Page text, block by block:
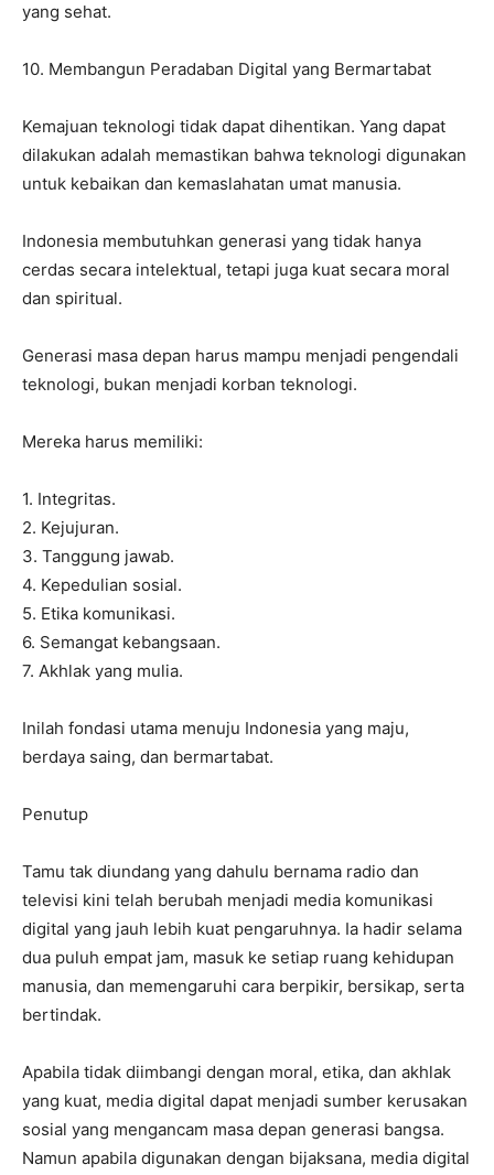
yang sehat.
10. Membangun Peradaban Digital yang Bermartabat
Kemajuan teknologi tidak dapat dihentikan. Yang dapat
dilakukan adalah memastikan bahwa teknologi digunakan
untuk kebaikan dan kemaslahatan umat manusia.
Indonesia membutuhkan generasi yang tidak hanya
cerdas secara intelektual, tetapi juga kuat secara moral
dan spiritual.
Generasi masa depan harus mampu menjadi pengendali
teknologi, bukan menjadi korban teknologi.
Mereka harus memiliki:
1. Integritas.
2. Kejujuran.
3. Tanggung jawab.
4. Kepedulian sosial.
5. Etika komunikasi.
6. Semangat kebangsaan.
7. Akhlak yang mulia.
Inilah fondasi utama menuju Indonesia yang maju,
berdaya saing, dan bermartabat.
Penutup
Tamu tak diundang yang dahulu bernama radio dan
televisi kini telah berubah menjadi media komunikasi
digital yang jauh lebih kuat pengaruhnya. Ia hadir selama
dua puluh empat jam, masuk ke setiap ruang kehidupan
manusia, dan memengaruhi cara berpikir, bersikap, serta
bertindak.
Apabila tidak diimbangi dengan moral, etika, dan akhlak
yang kuat, media digital dapat menjadi sumber kerusakan
sosial yang mengancam masa depan generasi bangsa.
Namun apabila digunakan dengan bijaksana, media digital